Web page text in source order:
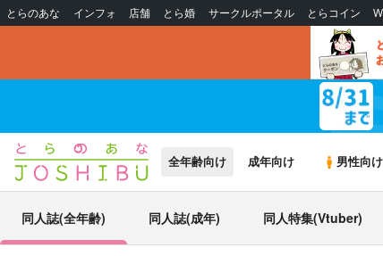
とらのあな インフォ 店舗 とら婚 サークルポータル とらコイン
全年齢向け 成年向け 男性向け
同人誌(全年齢) 同人誌(成年) 同人特集(Vtuber)